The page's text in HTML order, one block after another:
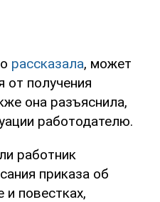
рассказала, может
от получения
она разъяснила,
работодателю.
работник
приказа об
повестках,